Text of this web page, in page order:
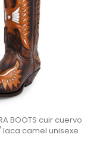
BOOTS cuir cuervo
camel unisexe